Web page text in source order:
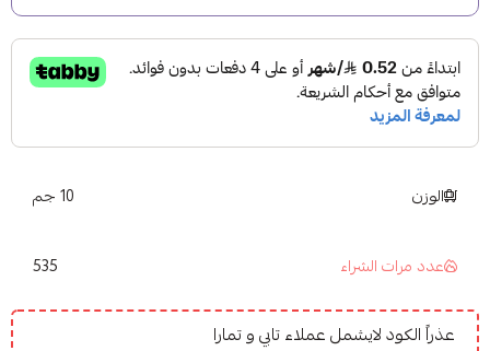
الوزن 10 جم
عدد مرات الشراء 535
عذراً الكود لايشمل عملاء تابي و تمارا